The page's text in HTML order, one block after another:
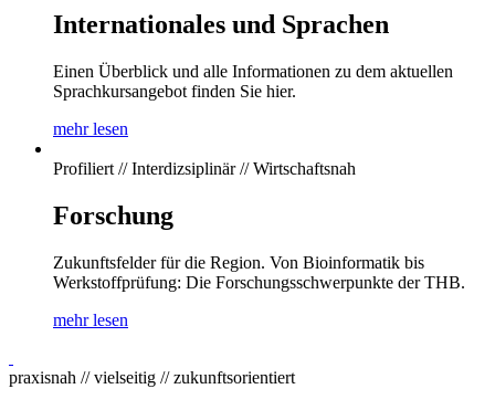
Internationales und Sprachen
Einen Überblick und alle Informationen zu dem aktuellen
Sprachkursangebot finden Sie hier.
mehr lesen
Profiliert // Interdizsiplinär // Wirtschaftsnah
Forschung
Zukunftsfelder für die Region. Von Bioinformatik bis
Werkstoffprüfung: Die Forschungsschwerpunkte der THB.
mehr lesen
praxisnah // vielseitig // zukunftsorientiert